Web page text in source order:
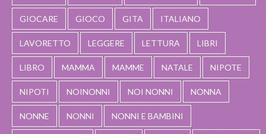
GIOCARE GIOCO GITA ITALIANO
LAVORETTO LEGGERE LETTURA LIBRI
LIBRO MAMMA MAMME NATALE NIPOTE
NIPOTI NOINONNI NOI NONNI NONNA
NONNE NONNI NONNI E BAMBINI